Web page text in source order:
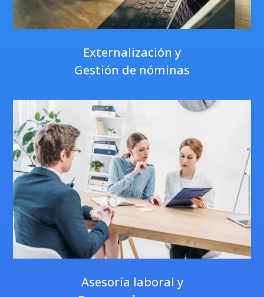
Externalización y
Gestión de nóminas
Asesoría laboral y